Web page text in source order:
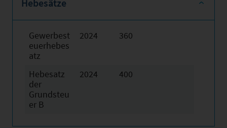
Hebesätze
Gewerbest
euerhebes
atz
2024 360
Hebesatz
der
Grundsteu
er B
2024 400